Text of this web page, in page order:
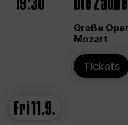
Große
Mozart
Tickets
Fri11.9.